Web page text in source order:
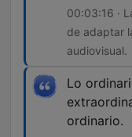
00:03:16 ·
de adaptar
audiovisual.
Lo
ordinario.